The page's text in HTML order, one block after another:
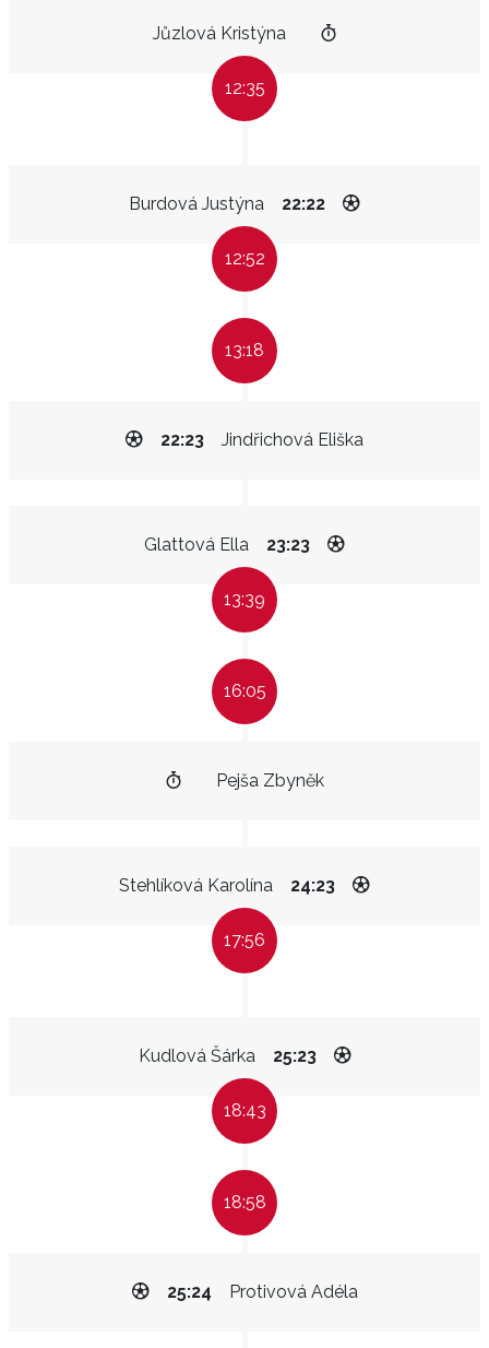
Jůzlová Kristýna
12:35
Burdová Justýna 22:22
12:52
13:18
Jindřichová Eliška
22:23
Glattová Ella 23:23
13:39
16:05
Pejša Zbyněk
Stehlíková Karolína 24:23
17:56
Kudlová Šárka 25:23
18:43
18:58
Protivová Adéla
25:24